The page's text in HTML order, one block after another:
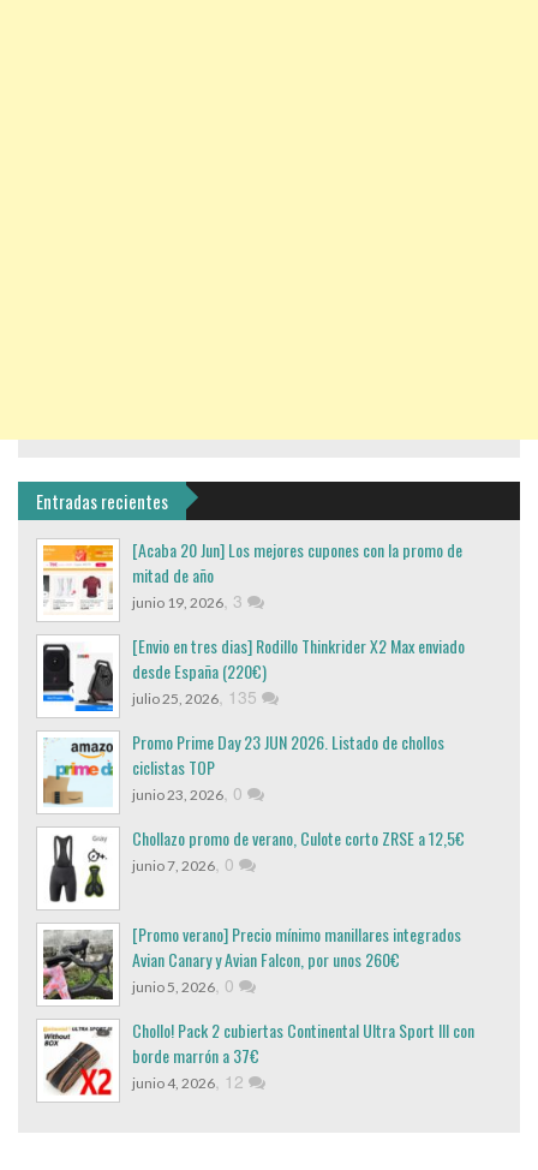
Entradas recientes
[Acaba 20 Jun] Los mejores cupones con la promo de
mitad de año
junio 19, 2026, 3
[Envio en tres dias] Rodillo Thinkrider X2 Max enviado
desde España (220€)
julio 25, 2026, 135
Promo Prime Day 23 JUN 2026. Listado de chollos
ciclistas TOP
junio 23, 2026, 0
Chollazo promo de verano, Culote corto ZRSE a 12,5€
junio 7, 2026, 0
[Promo verano] Precio mínimo manillares integrados
Avian Canary y Avian Falcon, por unos 260€
junio 5, 2026, 0
Chollo! Pack 2 cubiertas Continental Ultra Sport III con
borde marrón a 37€
junio 4, 2026, 12